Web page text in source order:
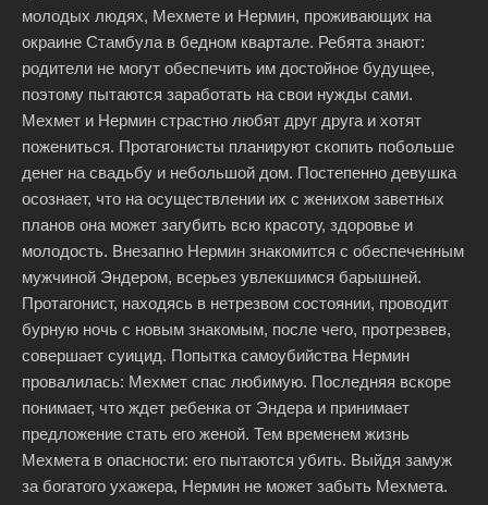
молодых людях, Мехмете и Нермин, проживающих на
окраине Стамбула в бедном квартале. Ребята знают:
родители не могут обеспечить им достойное будущее,
поэтому пытаются заработать на свои нужды сами.
Мехмет и Нермин страстно любят друг друга и хотят
пожениться. Протагонисты планируют скопить побольше
денег на свадьбу и небольшой дом. Постепенно девушка
осознает, что на осуществлении их с женихом заветных
планов она может загубить всю красоту, здоровье и
молодость. Внезапно Нермин знакомится с обеспеченным
мужчиной Эндером, всерьез увлекшимся барышней.
Протагонист, находясь в нетрезвом состоянии, проводит
бурную ночь с новым знакомым, после чего, протрезвев,
совершает суицид. Попытка самоубийства Нермин
провалилась: Мехмет спас любимую. Последняя вскоре
понимает, что ждет ребенка от Эндера и принимает
предложение стать его женой. Тем временем жизнь
Мехмета в опасности: его пытаются убить. Выйдя замуж
за богатого ухажера, Нермин не может забыть Мехмета.